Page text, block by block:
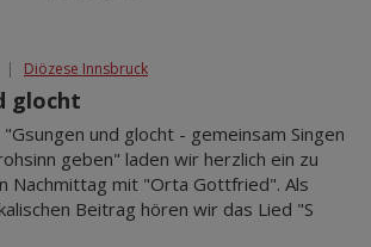
| Diözese Innsbruck
glocht
und glocht - gemeinsam Singen
geben" laden wir herzlich ein zu
Nachmittag mit "Orta Gottfried". Als
Beitrag hören wir das Lied "S